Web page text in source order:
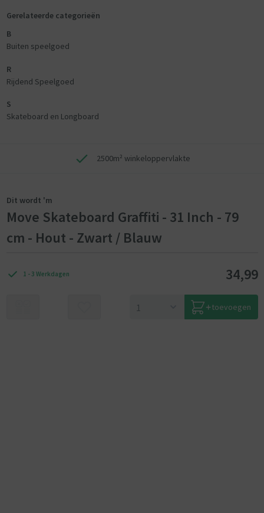
Gerelateerde categorieën
B
Buiten speelgoed
R
Rijdend Speelgoed
S
Skateboard en Longboard
2500m² winkeloppervlakte
Dit wordt 'm
Move Skateboard Graffiti - 31 Inch - 79
cm - Hout - Zwart / Blauw
1 - 3 Werkdagen 34,99
toevoegen